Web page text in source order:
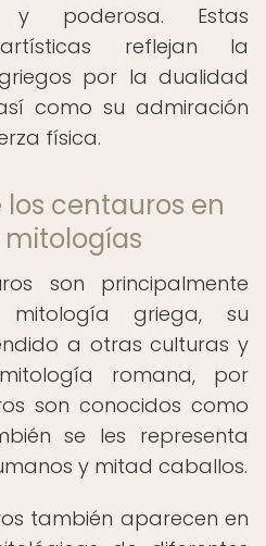
poderosa. Estas
artísticas reflejan la
por la dualidad
como su admiración
física.
centauros en
son principalmente
griega, su
a otras culturas y
romana, por
son conocidos como
se les representa
y mitad caballos.
también aparecen en